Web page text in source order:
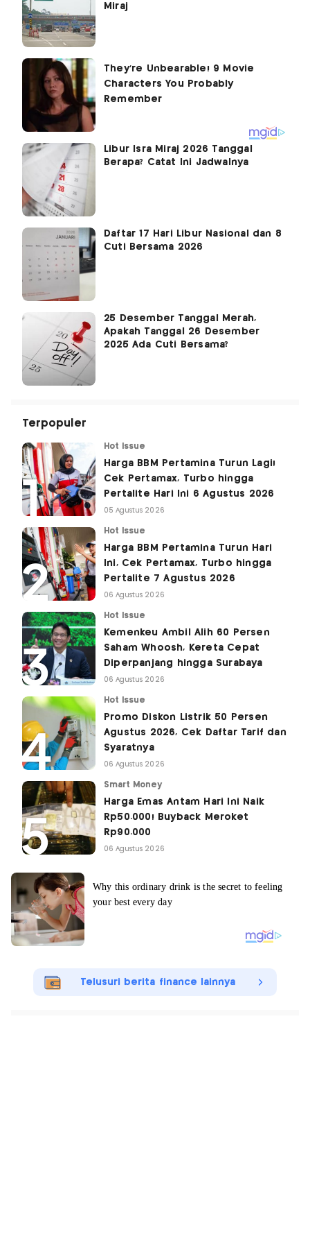
Miraj
Libur Isra Miraj 2026 Tanggal
Berapa? Catat Ini Jadwalnya
Daftar 17 Hari Libur Nasional dan 8
Cuti Bersama 2026
25 Desember Tanggal Merah,
Apakah Tanggal 26 Desember
2025 Ada Cuti Bersama?
Terpopuler
Hot Issue
Harga BBM Pertamina Turun Lagi!
Cek Pertamax, Turbo hingga
Pertalite Hari Ini 6 Agustus 2026
05 Agustus 2026
Hot Issue
Harga BBM Pertamina Turun Hari
Ini, Cek Pertamax, Turbo hingga
Pertalite 7 Agustus 2026
06 Agustus 2026
Hot Issue
Kemenkeu Ambil Alih 60 Persen
Saham Whoosh, Kereta Cepat
Diperpanjang hingga Surabaya
06 Agustus 2026
Hot Issue
Promo Diskon Listrik 50 Persen
Agustus 2026, Cek Daftar Tarif dan
Syaratnya
06 Agustus 2026
Smart Money
Harga Emas Antam Hari Ini Naik
Rp50.000! Buyback Meroket
Rp90.000
06 Agustus 2026
Telusuri berita finance lainnya